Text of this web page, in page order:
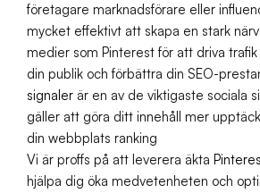
företagare marknadsförare eller
mycket effektivt att skapa en stark
medier som Pinterest för att driva
din publik och förbättra din SEO-
signaler är en av de viktigaste sociala
gäller att göra ditt innehåll mer
din webbplats ranking
Vi är proffs på att leverera äkta
hjälpa dig öka medvetenheten och